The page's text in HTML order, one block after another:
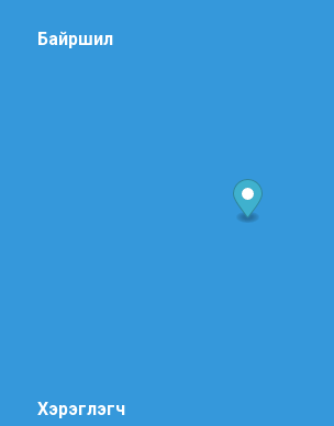
Байршил
Хэрэглэгч